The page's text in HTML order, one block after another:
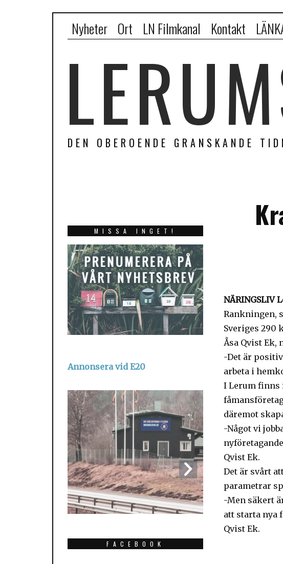
Nyheter Ort LN Filmkanal Kontakt
DEN OBEROENDE GRANSKANDE
NÄRINGSLIV
Rankningen,
Sveriges 290
Åsa Qvist
-Det är
arbeta i
I Lerum finns
däremot
-Något vi
Qvist Ek.
Det är svårt
parametrar
-Men säkert
att starta nya
Qvist Ek.
MISSA INGET!
Annonsera vid E20
FACEBOOK